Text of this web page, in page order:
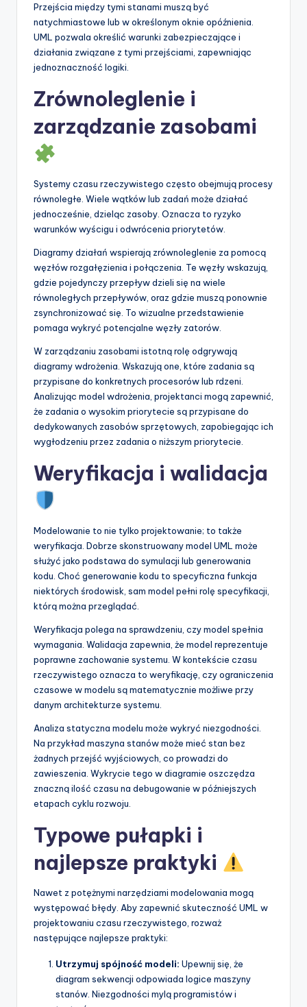
Przejścia między tymi stanami muszą być
natychmiastowe lub w określonym oknie opóźnienia.
UML pozwala określić warunki zabezpieczające i
działania związane z tymi przejściami, zapewniając
jednoznaczność logiki.
Zrównoleglenie i
zarządzanie zasobami
Systemy czasu rzeczywistego często obejmują procesy
równoległe. Wiele wątków lub zadań może działać
jednocześnie, dzieląc zasoby. Oznacza to ryzyko
warunków wyścigu i odwrócenia priorytetów.
Diagramy działań wspierają zrównoleglenie za pomocą
węzłów rozgałęzienia i połączenia. Te węzły wskazują,
gdzie pojedynczy przepływ dzieli się na wiele
równoległych przepływów, oraz gdzie muszą ponownie
zsynchronizować się. To wizualne przedstawienie
pomaga wykryć potencjalne węzły zatorów.
W zarządzaniu zasobami istotną rolę odgrywają
diagramy wdrożenia. Wskazują one, które zadania są
przypisane do konkretnych procesorów lub rdzeni.
Analizując model wdrożenia, projektanci mogą zapewnić,
że zadania o wysokim priorytecie są przypisane do
dedykowanych zasobów sprzętowych, zapobiegając ich
wygłodzeniu przez zadania o niższym priorytecie.
Weryfikacja i walidacja
Modelowanie to nie tylko projektowanie; to także
weryfikacja. Dobrze skonstruowany model UML może
służyć jako podstawa do symulacji lub generowania
kodu. Choć generowanie kodu to specyficzna funkcja
niektórych środowisk, sam model pełni rolę specyfikacji,
którą można przeglądać.
Weryfikacja polega na sprawdzeniu, czy model spełnia
wymagania. Walidacja zapewnia, że model reprezentuje
poprawne zachowanie systemu. W kontekście czasu
rzeczywistego oznacza to weryfikację, czy ograniczenia
czasowe w modelu są matematycznie możliwe przy
danym architekturze systemu.
Analiza statyczna modelu może wykryć niezgodności.
Na przykład maszyna stanów może mieć stan bez
żadnych przejść wyjściowych, co prowadzi do
zawieszenia. Wykrycie tego w diagramie oszczędza
znaczną ilość czasu na debugowanie w późniejszych
etapach cyklu rozwoju.
Typowe pułapki i
najlepsze praktyki
Nawet z potężnymi narzędziami modelowania mogą
występować błędy. Aby zapewnić skuteczność UML w
projektowaniu czasu rzeczywistego, rozważ
następujące najlepsze praktyki:
Utrzymuj spójność modeli: Upewnij się, że
diagram sekwencji odpowiada logice maszyny
stanów. Niezgodności mylą programistów i